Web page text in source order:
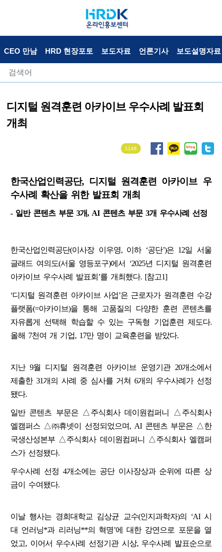
CEO 만남 HRD 현장포토 보도자료 언론기사 보도설명자료
디지털 원격훈련 아카이브 우수사례 발표회
개최
1148
한국산업인력공단, 디지털 원격훈련 아카이브 우
수사례 확산을 위한 발표회 개최
- 일반 콘텐츠 부문 3개, AI 콘텐츠 부문 3개 우수사례 선정
한국산업인력공단(이사장 이우영, 이하 ‘공단’)은 12일 서울
글래드 여의도(서울 영등포구)에서 ‘2025년 디지털 원격훈련
아카이브 우수사례 발표회’를 개최했다. [참고1]
‘디지털 원격훈련 아카이브 사업’은 근로자가 원격훈련 수강
플랫폼(=아카이브)을 통해 고품질의 다양한 훈련 콘텐츠를
자유롭게 선택해 학습할 수 있는 구독형 기업훈련 제도다.
올해 7천여 개 기업, 17만 명이 교육훈련을 받았다.
지난 9월 디지털 원격훈련 아카이브 운영기관 20개소에서
제출한 31개의 사례 중 심사를 거쳐 6개의 우수사례가 선정
됐다.
일반 콘텐츠 부문은 △주식회사 데이원컴퍼니 △주식회사
엘캠퍼스 △㈜휴넷이 선정되었으며, AI 콘텐츠 부문은 △한
국생산성본부 △주식회사 데이원컴퍼니 △주식회사 엘캠퍼
스가 선정됐다.
우수사례 선정 4개소에는 공단 이사장상과 순위에 따른 상
금이 수여됐다.
이날 행사는 경희대학교 김상균 교수(인지과학자)의 ‘AI 시
대 언러닝*과 리러닝**의 혁명’에 대한 강연으로 포문을 열
었고, 이어서 우수사례 선정기관 시상, 우수사례 발표순으로